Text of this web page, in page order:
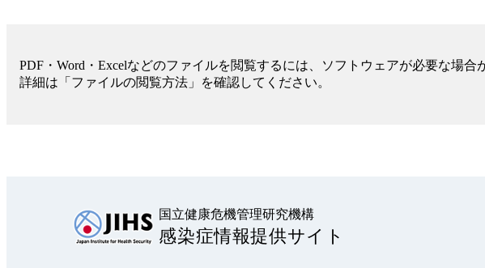
PDF・Word・Excelなどのファイルを閲覧するには、ソフトウェアが必要な場合
詳細は「ファイルの閲覧方法」を確認してください。
国立健康危機管理研究機構
感染症情報提供サイト